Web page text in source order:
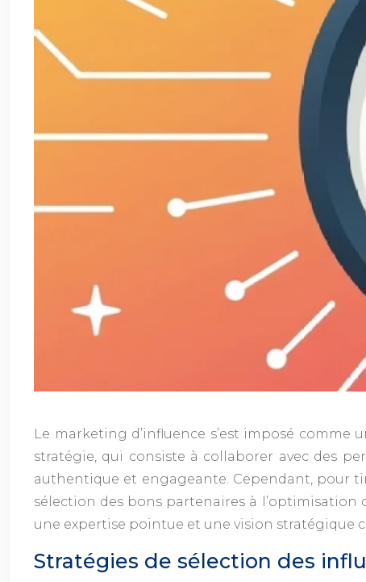
Le marketing d’influence s’est imposé
stratégie, qui consiste à collaborer avec des
authentique et engageante. Cependant, pour
sélection des bons partenaires à l’optimisation
une expertise pointue et une vision stratégique
Stratégies de sélection des